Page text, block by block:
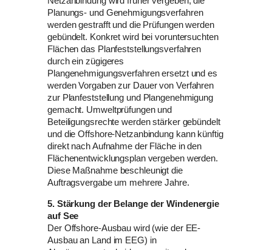
Planungs- und Genehmigungsverfahren
werden gestrafft und die Prüfungen werden
gebündelt. Konkret wird bei voruntersuchten
Flächen das Planfeststellungsverfahren
durch ein zügigeres
Plangenehmigungsverfahren ersetzt und es
werden Vorgaben zur Dauer von Verfahren
zur Planfeststellung und Plangenehmigung
gemacht. Umweltprüfungen und
Beteiligungsrechte werden stärker gebündelt
und die Offshore-Netzanbindung kann künftig
direkt nach Aufnahme der Fläche in den
Flächenentwicklungsplan vergeben werden.
Diese Maßnahme beschleunigt die
Auftragsvergabe um mehrere Jahre.
5. Stärkung der Belange der Windenergie
auf See
Der Offshore-Ausbau wird (wie der EE-
Ausbau an Land im EEG) in